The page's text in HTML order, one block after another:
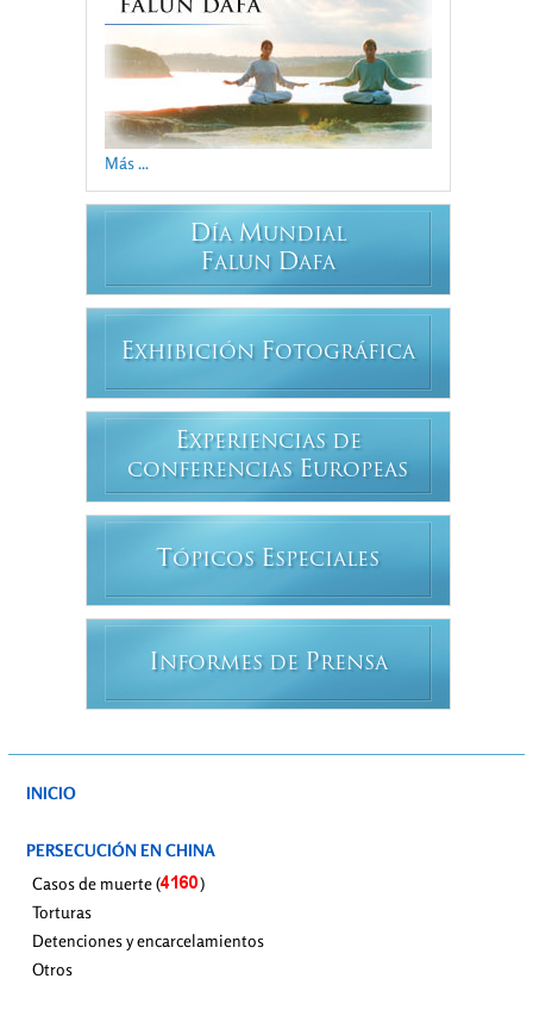
Más ...
DÍA MUNDIAL
FALUN DAFA
EXHIBICIÓN FOTOGRÁFICA
EXPERIENCIAS DE
CONFERENCIAS EUROPEAS
T ÓPICOS ESPECIALES
INFORMES DE PRENSA
INICIO
PERSECUCIÓN EN CHINA
Casos de muerte (
)
Torturas
Detenciones y encarcelamientos
Otros